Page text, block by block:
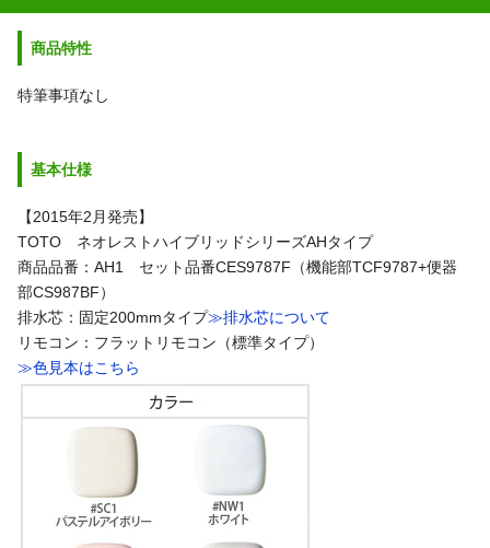
商品特性
特筆事項なし
基本仕様
【2015年2月発売】
TOTO ネオレストハイブリッドシリーズAHタイプ
商品品番：AH1 セット品番CES9787F（機能部TCF9787+便器
部CS987BF）
排水芯：固定200mmタイプ≫排水芯について
リモコン：フラットリモコン（標準タイプ）
≫色見本はこちら